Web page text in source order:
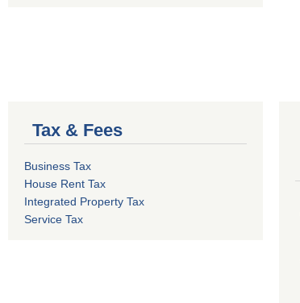
Tax & Fees
Business Tax
House Rent Tax
Integrated Property Tax
Service Tax